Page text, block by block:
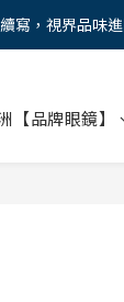
寫，視界品味
寫，視界品味
鏡片！針對每
【品牌眼鏡】